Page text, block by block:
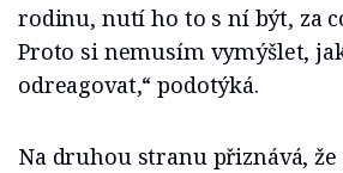
rodinu, nutí ho to s ní být, za
Proto si nemusím vymýšlet,
odreagovat,“ podotýká.
Na druhou stranu přiznává,